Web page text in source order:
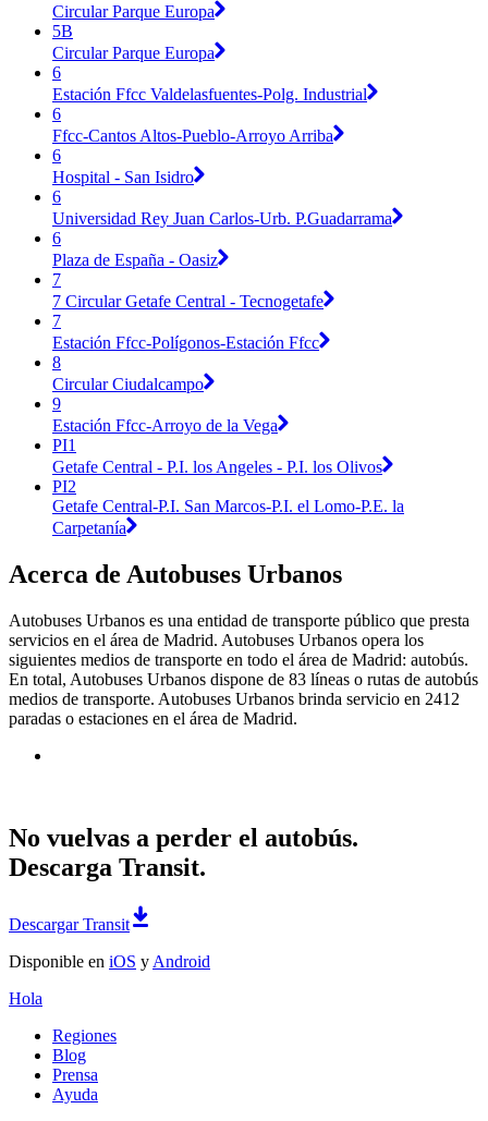
Circular Parque Europa
5B
Circular Parque Europa
6
Estación Ffcc Valdelasfuentes-Polg. Industrial
6
Ffcc-Cantos Altos-Pueblo-Arroyo Arriba
6
Hospital - San Isidro
6
Universidad Rey Juan Carlos-Urb. P.Guadarrama
6
Plaza de España - Oasiz
7
7 Circular Getafe Central - Tecnogetafe
7
Estación Ffcc-Polígonos-Estación Ffcc
8
Circular Ciudalcampo
9
Estación Ffcc-Arroyo de la Vega
PI1
Getafe Central - P.I. los Angeles - P.I. los Olivos
PI2
Getafe Central-P.I. San Marcos-P.I. el Lomo-P.E. la
Carpetanía
Acerca de Autobuses Urbanos
Autobuses Urbanos es una entidad de transporte público que presta
servicios en el área de Madrid. Autobuses Urbanos opera los
siguientes medios de transporte en todo el área de Madrid: autobús.
En total, Autobuses Urbanos dispone de 83 líneas o rutas de autobús
medios de transporte. Autobuses Urbanos brinda servicio en 2412
paradas o estaciones en el área de Madrid.
No vuelvas a perder el autobús.
Descarga Transit.
Descargar Transit
Disponible en iOS y Android
Hola
Regiones
Blog
Prensa
Ayuda